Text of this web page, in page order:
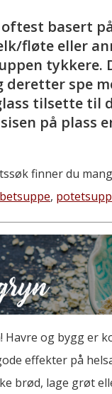
oftest basert
fløte eller
tykkere.
deretter spe
tilsette til
på plass
finner du
,
og bygg er
effekter på
brød, lage grøt